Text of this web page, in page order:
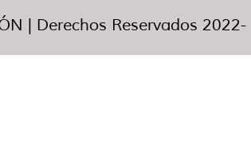
| Derechos Reservados 2022-